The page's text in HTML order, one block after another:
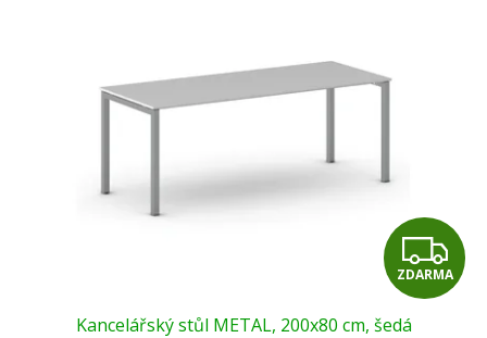
Z
D
ZDARMA
Kancelářský stůl METAL, 200x80 cm, šedá